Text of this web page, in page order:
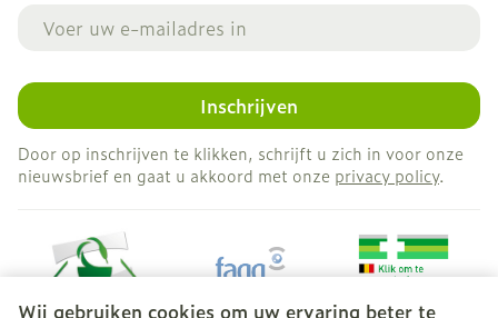
Wij gebruiken cookies om uw ervaring beter te
Inschrijven
Door op inschrijven te klikken, schrijft u zich in voor onze
nieuwsbrief en gaat u akkoord met onze privacy policy.